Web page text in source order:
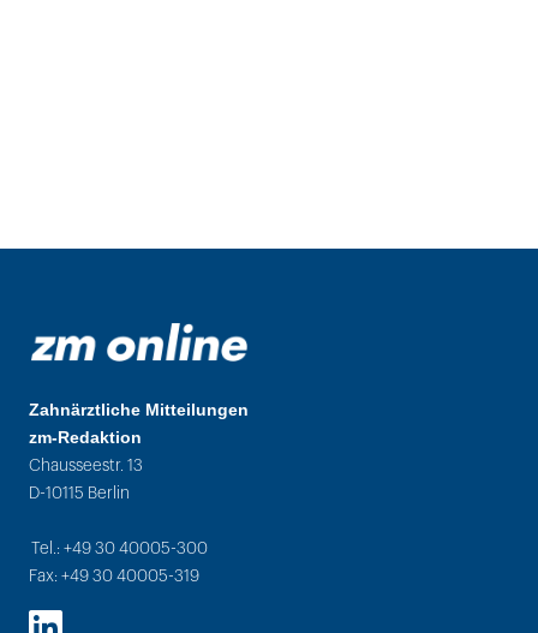
Zahnärztliche Mitteilungen
zm-Redaktion
Chausseestr. 13
D-10115 Berlin
Tel.: +49 30 40005-300
Fax: +49 30 40005-319